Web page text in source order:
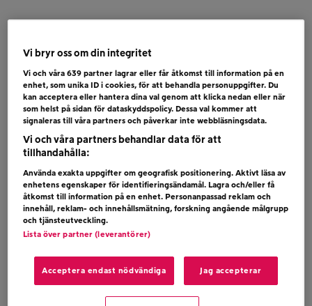
MISS LI + EAH JÉ – MARATON
JAY SMITH – BACK TO MY ROOTS
Vi bryr oss om din integritet
Vi och våra639 partner lagrar eller får åtkomst till information på en
enhet, som unika ID i cookies, för att behandla personuppgifter. Du
kan acceptera eller hantera dina val genom att klicka nedan eller när
som helst på sidan för dataskyddspolicy. Dessa val kommer att
signaleras till våra partners och påverkar inte webbläsningsdata.
Vi och våra partners behandlar data för att
tillhandahålla:
Använda exakta uppgifter om geografisk positionering. Aktivt läsa av
enhetens egenskaper för identifieringsändamål. Lagra och/eller få
åtkomst till information på en enhet. Personanpassad reklam och
innehåll, reklam- och innehållsmätning, forskning angående målgrupp
och tjänsteutveckling.
Lista över partner (leverantörer)
Acceptera endast nödvändiga Jag accepterar